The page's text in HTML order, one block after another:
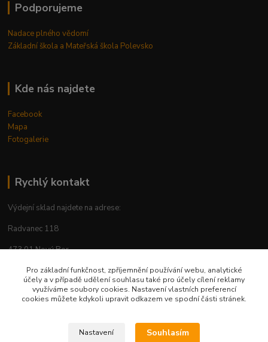
Podporujeme
Nadace plného vědomí
Základní škola a Mateřská škola Polevsko
Kde nás najdete
Facebook
Mapa
Fotogalerie
Rychlý kontakt
Výdejní sklad najdete na adrese:
Radvanec 118
473 01 Nový Bor
tel: +420 605 283 713
Upravit sběr cookies.
Pro základní funkčnost, zpříjemnění používání webu, analytické
účely a v případě udělení souhlasu také pro účely cílení reklamy
využíváme soubory cookies. Nastavení vlastních preferencí
cookies můžete kdykoli upravit odkazem ve spodní části stránek.
Nastavení Souhlasím